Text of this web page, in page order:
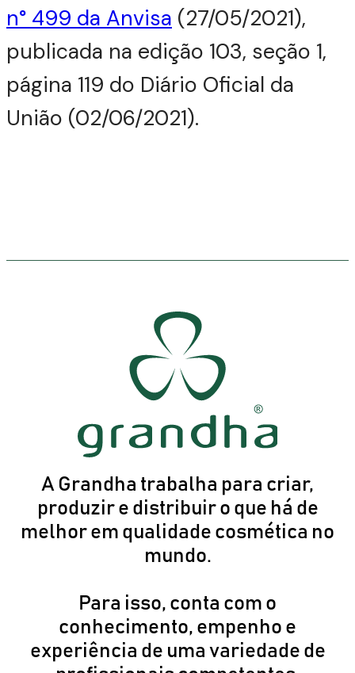
n° 499 da Anvisa (27/05/2021),
publicada na edição 103, seção 1,
página 119 do Diário Oficial da
União (02/06/2021).
A Grandha trabalha para criar,
produzir e distribuir o que há de
melhor em qualidade cosmética no
mundo.
Para isso, conta com o
conhecimento, empenho e
experiência de uma variedade de